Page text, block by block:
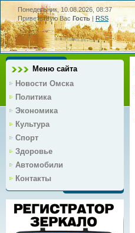
Понедельник, 10.08.2026, 08:37
Приветствую Вас Гость|RSS
Меню сайта
Новости Омска
Политика
Экономика
Культура
Спорт
Здоровье
Автомобили
Контакты